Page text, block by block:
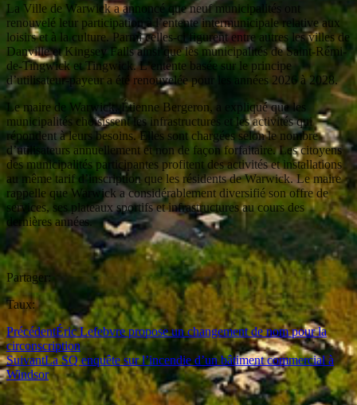
La Ville de Warwick a annoncé que neuf municipalités ont
renouvelé leur participation à l’entente intermunicipale relative aux
loisirs et à la culture. Parmi celles-ci figurent entre autres les villes de
Danville et Kingsey Falls ainsi que les municipalités de Saint-Rémi-
de-Tingwick et Tingwick. L’entente basée sur le principe
d’utilisateur-payeur a été renouvelée pour les années 2026 à 2028.
Le maire de Warwick, Étienne Bergeron, a expliqué que les
municipalités choisissent les infrastructures et les activités qui
répondent à leurs besoins. Elles sont chargées selon le nombre
d’utilisateurs annuellement et non de façon forfaitaire. Les citoyens
des municipalités participantes profitent des activités et installations
au même tarif d’inscription que les résidents de Warwick. Le maire
rappelle que Warwick a considérablement diversifié son offre de
services, ses plateaux sportifs et infrastructures au cours des
dernières années.
Partager:
Taux:
PrécédentÉric Lefebvre propose un changement de nom pour la
circonscription
SuivantLa SQ enquête sur l’incendie d’un bâtiment commercial à
Windsor